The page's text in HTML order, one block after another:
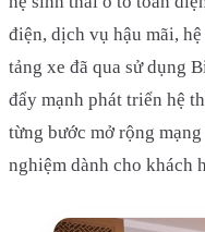
điện, dịch vụ hậu mãi,
tảng xe đã qua sử dụng
đẩy mạnh phát triển hệ
từng bước mở rộng
nghiệm dành cho khách